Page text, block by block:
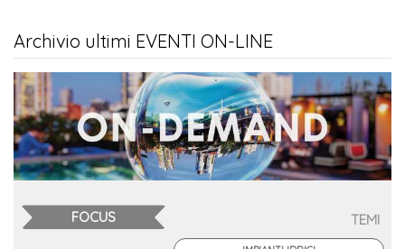
Archivio ultimi EVENTI ON-LINE
FOCUS TEMI